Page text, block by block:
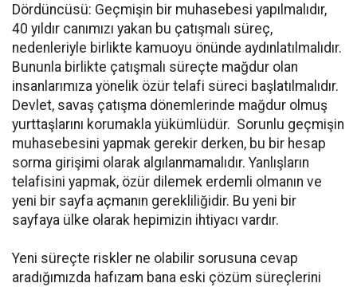
Dördüncüsü: Geçmişin bir muhasebesi yapılmalıdır,
40 yıldır canımızı yakan bu çatışmalı süreç,
nedenleriyle birlikte kamuoyu önünde aydınlatılmalıdır.
Bununla birlikte çatışmalı süreçte mağdur olan
insanlarımıza yönelik özür telafi süreci başlatılmalıdır.
Devlet, savaş çatışma dönemlerinde mağdur olmuş
yurttaşlarını korumakla yükümlüdür. Sorunlu geçmişin
muhasebesini yapmak gerekir derken, bu bir hesap
sorma girişimi olarak algılanmamalıdır. Yanlışların
telafisini yapmak, özür dilemek erdemli olmanın ve
yeni bir sayfa açmanın gerekliliğidir. Bu yeni bir
sayfaya ülke olarak hepimizin ihtiyacı vardır.
Yeni süreçte riskler ne olabilir sorusuna cevap
aradığımızda hafızam bana eski çözüm süreçlerini